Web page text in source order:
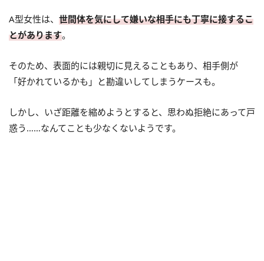
A型女性は、 世間体を気にして嫌いな相手にも丁寧に接するこ
とがあります。
そのため、表面的には親切に見えることもあり、相手側が
「好かれているかも」と勘違いしてしまうケースも。
しかし、いざ距離を縮めようとすると、思わぬ拒絶にあって戸
惑う……なんてことも少なくないようです。